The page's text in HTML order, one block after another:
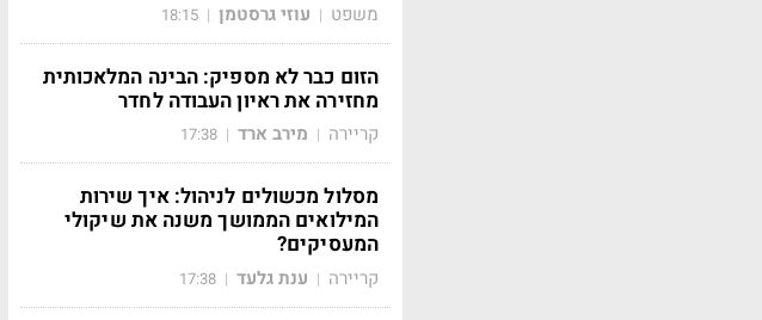
משפט | עוזי גרסטמן |
18:15
הזום כבר לא מספיק: הבינה המלאכותית
מחזירה את ראיון העבודה לחדר
קריירה | מירב ארד |
17:38
מסלול מכשולים לניהול: איך שירות
המילואים הממושך משנה את שיקולי
המעסיקים?
קריירה | ענת גלעד |
17:38